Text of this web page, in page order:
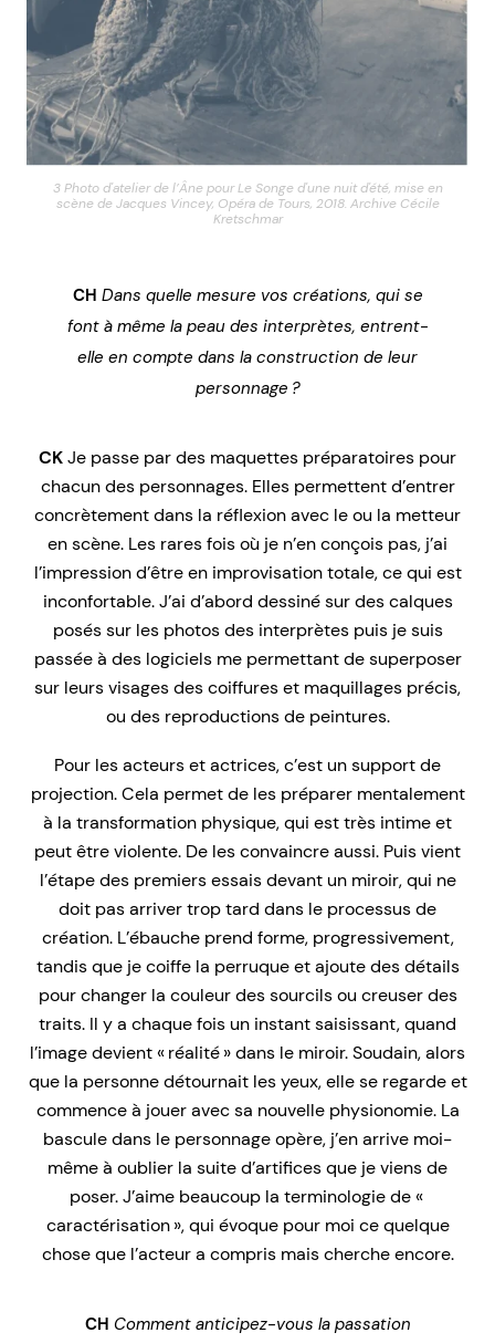
3 Photo d'atelier de l’Âne pour Le Songe d'une nuit d'été, mise en
scène de Jacques Vincey, Opéra de Tours, 2018. Archive Cécile
Kretschmar
CH Dans quelle mesure vos créations, qui se
font à même la peau des interprètes, entrent-
elle en compte dans la construction de leur
personnage ?
CKJe passe par des maquettes préparatoires pour
chacun des personnages. Elles permettent d’entrer
concrètement dans la réflexion avec le ou la metteur
en scène. Les rares fois où je n’en conçois pas, j’ai
l’impression d’être en improvisation totale, ce qui est
inconfortable. J’ai d’abord dessiné sur des calques
posés sur les photos des interprètes puis je suis
passée à des logiciels me permettant de superposer
sur leurs visages des coiffures et maquillages précis,
ou des reproductions de peintures.
Pour les acteurs et actrices, c’est un support de
projection. Cela permet de les préparer mentalement
à la transformation physique, qui est très intime et
peut être violente. De les convaincre aussi. Puis vient
l’étape des premiers essais devant un miroir, qui ne
doit pas arriver trop tard dans le processus de
création. L’ébauche prend forme, progressivement,
tandis que je coiffe la perruque et ajoute des détails
pour changer la couleur des sourcils ou creuser des
traits. Il y a chaque fois un instant saisissant, quand
l’image devient « réalité » dans le miroir. Soudain, alors
que la personne détournait les yeux, elle se regarde et
commence à jouer avec sa nouvelle physionomie. La
bascule dans le personnage opère, j’en arrive moi-
même à oublier la suite d’artifices que je viens de
poser. J’aime beaucoup la terminologie de «
caractérisation », qui évoque pour moi ce quelque
chose que l’acteur a compris mais cherche encore.
CH Comment anticipez-vous la passation